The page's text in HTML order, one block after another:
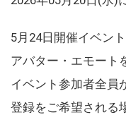
5月24日開催イベン
アバター・エモート
イベント参加者全員
登録をご希望される